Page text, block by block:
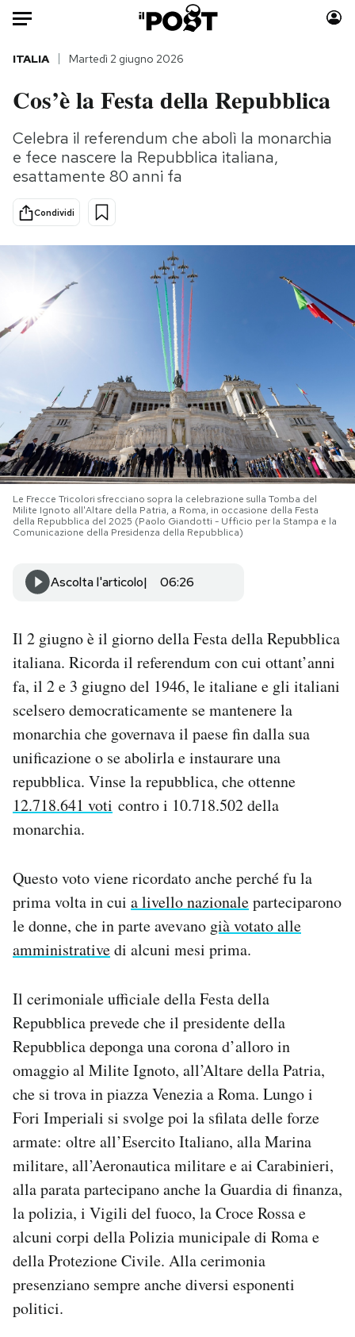
Auto
HOME
Mondo
Politica
Tecnologia
Internet
Scienza
Economia
Moda
Libri
Media
PODCAST
NEWSLETTER
I MIEI PREFERITI
CALENDARIO
AREA PERSONALE
Area Personale
Newsletter
Regala il Post
Hai bisogno di aiuto?
Esci
ITALIA Martedì 2 giugno 2026
Cos’è la Festa della Repubblica
Celebra il referendum che abolì la monarchia
e fece nascere la Repubblica italiana,
esattamente 80 anni fa
Condividi
Le Frecce Tricolori sfrecciano sopra la celebrazione sulla Tomba del
Milite Ignoto all'Altare della Patria, a Roma, in occasione della Festa
della Repubblica del 2025 (Paolo Giandotti - Ufficio per la Stampa e la
Comunicazione della Presidenza della Repubblica)
Ascolta l'articolo 06:26
Il 2 giugno è il giorno della Festa della Repubblica
italiana. Ricorda il referendum con cui ottant’anni
fa, il 2 e 3 giugno del 1946, le italiane e gli italiani
scelsero democraticamente se mantenere la
monarchia che governava il paese fin dalla sua
unificazione o se abolirla e instaurare una
repubblica. Vinse la repubblica, che ottenne
12.718.641 voti contro i 10.718.502 della
monarchia.
Questo voto viene ricordato anche perché fu la
prima volta in cui a livello nazionaleparteciparono
le donne, che in parte avevano già votato alle
amministrativedi alcuni mesi prima.
Il cerimoniale ufficiale della Festa della
Repubblica prevede che il presidente della
Repubblica deponga una corona d’alloro in
omaggio al Milite Ignoto, all’Altare della Patria,
che si trova in piazza Venezia a Roma. Lungo i
Fori Imperiali si svolge poi la sfilata delle forze
armate: oltre all’Esercito Italiano, alla Marina
militare, all’Aeronautica militare e ai Carabinieri,
alla parata partecipano anche la Guardia di finanza,
la polizia, i Vigili del fuoco, la Croce Rossa e
alcuni corpi della Polizia municipale di Roma e
della Protezione Civile. Alla cerimonia
presenziano sempre anche diversi esponenti
politici.